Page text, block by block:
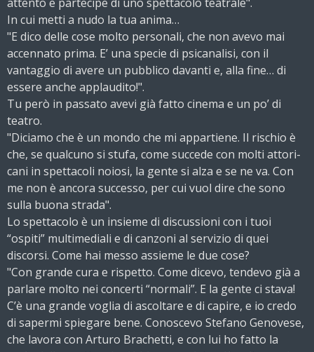
In cui metti a nudo la tua anima…
"E dico delle cose molto personali, che non avevo mai
accennato prima. E’ una specie di psicanalisi, con il
vantaggio di avere un pubblico davanti e, alla fine… di
essere anche applaudito!".
Tu però in passato avevi già fatto cinema e un po’ di
teatro.
"Diciamo che è un mondo che mi appartiene. Il rischio è
che, se qualcuno si stufa, come succede con molti attori-
cani in spettacoli noiosi, la gente si alza e se ne va. Con
me non è ancora successo, per cui vuol dire che sono
sulla buona strada".
Lo spettacolo è un insieme di discussioni con i tuoi
“ospiti” multimediali e di canzoni al servizio di quei
discorsi. Come hai messo assieme le due cose?
"Con grande cura e rispetto. Come dicevo, tendevo già a
parlare molto nei concerti “normali”. E la gente ci stava!
C’è una grande voglia di ascoltare e di capire, e io credo
di sapermi spiegare bene. Conoscevo Stefano Genovese,
che lavora con Arturo Brachetti, e con lui ho fatto la